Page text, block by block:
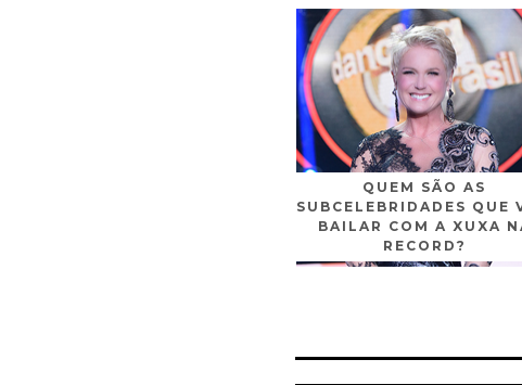
QUEM SÃO AS
SUBCELEBRIDADES QUE
BAILAR COM A XUXA
RECORD?